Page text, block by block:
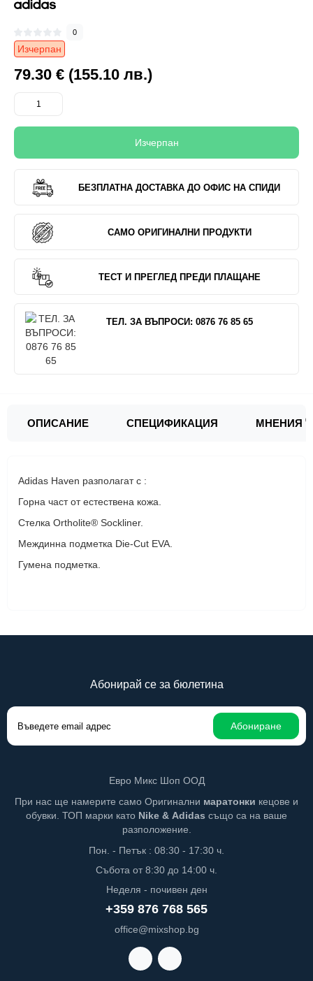
0
Изчерпан
79.30 € (155.10 лв.)
Изчерпан
БЕЗПЛАТНА ДОСТАВКА ДО ОФИС НА СПИДИ
САМО ОРИГИНАЛНИ ПРОДУКТИ
ТЕСТ И ПРЕГЛЕД ПРЕДИ ПЛАЩАНЕ
ТЕЛ. ЗА ВЪПРОСИ: 0876 76 85 65
ОПИСАНИЕ СПЕЦИФИКАЦИЯ МНЕНИЯ 0
Adidas Haven разполагат с :
Горна част от естествена кожа.
Стелка Ortholite® Sockliner.
Междинна подметка Die-Cut EVA.
Гумена подметка.
Абонирай се за бюлетина
Абониране
Евро Микс Шоп ООД
При нас ще намерите само Оригинални маратонки кецове и
обувки. ТОП марки като Nike & Adidas също са на ваше
разположение.
Пон. - Петък : 08:30 - 17:30 ч.
Събота от 8:30 до 14:00 ч.
Неделя - почивен ден
+359 876 768 565
office@mixshop.bg